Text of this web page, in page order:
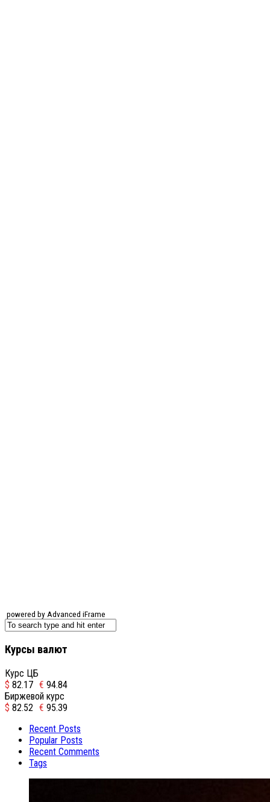
powered by Advanced iFrame
Курсы валют
Курс ЦБ
$ 82.17 € 94.84
Биржевой курс
$ 82.52 € 95.39
Recent Posts
Popular Posts
Recent Comments
Tags